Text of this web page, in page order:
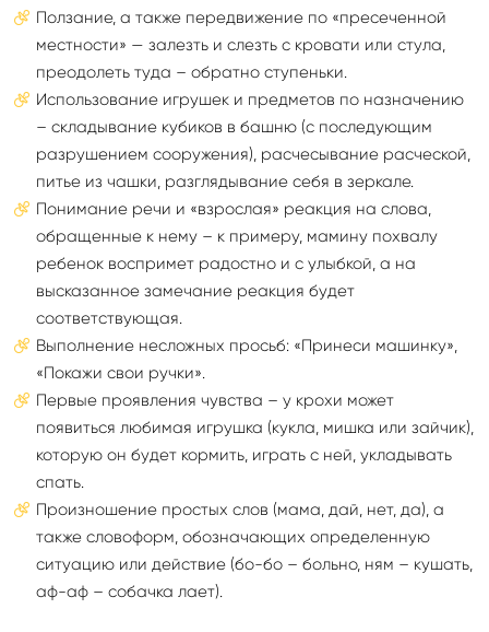
Ползание, а также передвижение по «пресеченной
местности» — залезть и слезть с кровати или стула,
преодолеть туда – обратно ступеньки.
Использование игрушек и предметов по назначению
– складывание кубиков в башню (с последующим
разрушением сооружения), расчесывание расческой,
питье из чашки, разглядывание себя в зеркале.
Понимание речи и «взрослая» реакция на слова,
обращенные к нему – к примеру, мамину похвалу
ребенок воспримет радостно и с улыбкой, а на
высказанное замечание реакция будет
соответствующая.
Выполнение несложных просьб: «Принеси машинку»,
«Покажи свои ручки».
Первые проявления чувства – у крохи может
появиться любимая игрушка (кукла, мишка или зайчик),
которую он будет кормить, играть с ней, укладывать
спать.
Произношение простых слов (мама, дай, нет, да), а
также словоформ, обозначающих определенную
ситуацию или действие (бо-бо – больно, ням – кушать,
аф-аф – собачка лает).